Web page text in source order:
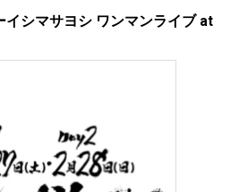
イシマサヨシ ワンマンライブ at